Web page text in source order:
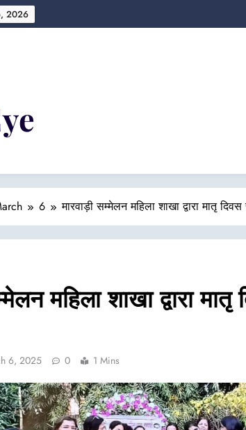
2026
6 मारवाड़ी सम्मेलन महिला शाखा द्वारा मातृ
महिला शाखा द्वारा
6, 2025 0 1 Mins
भारतीय अटल सेना राष्ट्रवादी महिला मोर्चा ने